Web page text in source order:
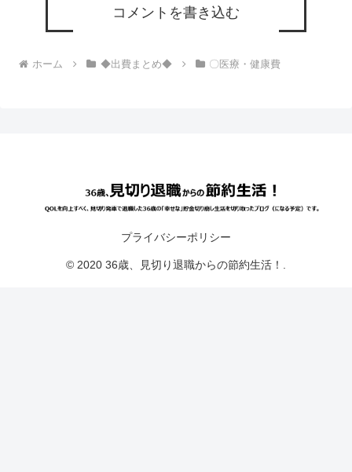
コメントを書き込む
ホーム ◆出費まとめ◆ 〇医療・健康費
プライバシーポリシー
© 2020 36歳、見切り退職からの節約生活！.